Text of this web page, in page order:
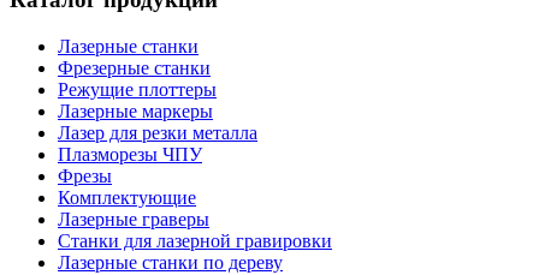
Лазерные станки
Фрезерные станки
Режущие плоттеры
Лазерные маркеры
Лазер для резки металла
Плазморезы ЧПУ
Фрезы
Комплектующие
Лазерные граверы
Станки для лазерной гравировки
Лазерные станки по дереву